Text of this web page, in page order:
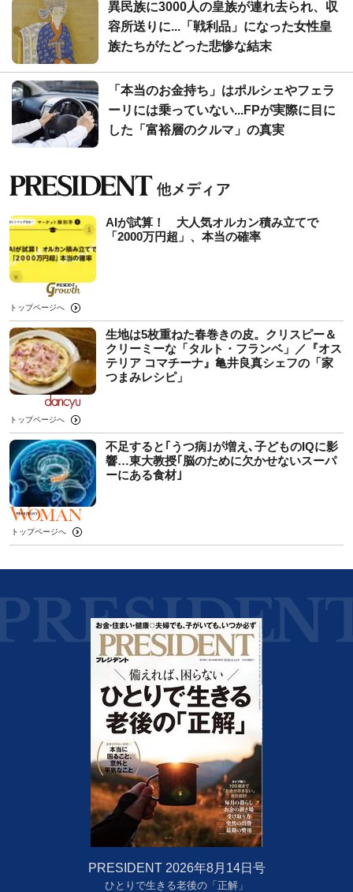
異民族に3000人の皇族が連れ去られ、収
容所送りに...「戦利品」になった女性皇
族たちがたどった悲惨な結末
「本当のお金持ち」はポルシェやフェラ
ーリには乗っていない...FPが実際に目に
した「富裕層のクルマ」の真実
AIが試算！ 大人気オルカン積み立てで
「2000万円超」、本当の確率
トップページへ
生地は5枚重ねた春巻きの皮。クリスピー＆
クリーミーな「タルト・フランベ」／『オス
テリア コマチーナ』亀井良真シェフの「家
つまみレシピ」
トップページへ
不足すると｢うつ病｣が増え､子どものIQに影
響…東大教授｢脳のために欠かせないスーパ
ーにある食材｣
トップページへ
PRESIDENT 2026年8月14日号
ひとりで生きる老後の「正解」